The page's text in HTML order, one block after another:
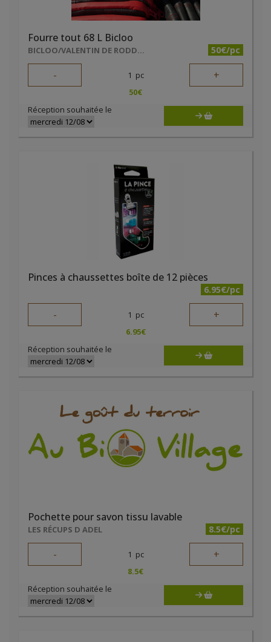
Fourre tout 68 L Bicloo
BICLOO/VALENTIN DE RODDER 50€/pc
- 1 pc +
50€
Réception souhaitée le
Pinces à chaussettes boîte de 12 pièces
6.95€/pc
- 1 pc +
6.95€
Réception souhaitée le
Pochette pour savon tissu lavable
LES RÉCUPS D ADEL 8.5€/pc
- 1 pc +
8.5€
Réception souhaitée le